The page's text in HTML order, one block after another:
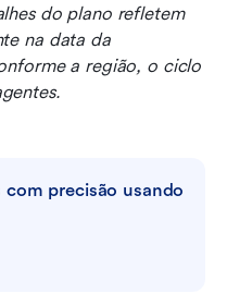
do plano refletem
na data da
a região, o ciclo
precisão usando